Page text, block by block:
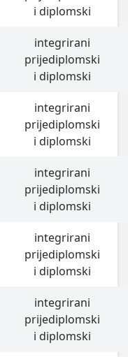
i diplomski
integrirani
prijediplomski
i diplomski
integrirani
prijediplomski
i diplomski
integrirani
prijediplomski
i diplomski
integrirani
prijediplomski
i diplomski
integrirani
prijediplomski
i diplomski